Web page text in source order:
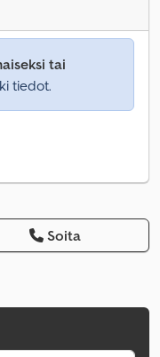
tai
tiedot.
Soita